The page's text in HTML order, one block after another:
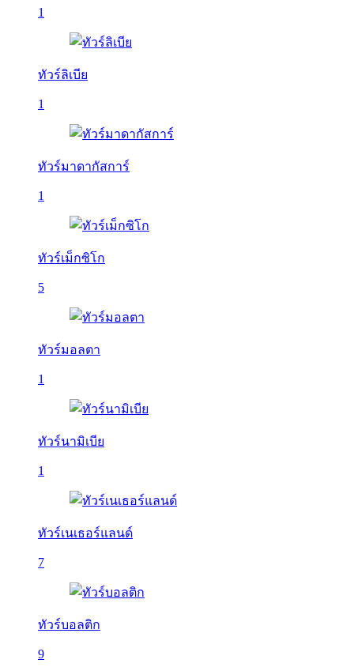
1
ทัวร์ลิเบีย
1
ทัวร์มาดากัสการ์
1
ทัวร์เม็กซิโก
5
ทัวร์มอลตา
1
ทัวร์นามิเบีย
1
ทัวร์เนเธอร์แลนด์
7
ทัวร์บอลติก
9